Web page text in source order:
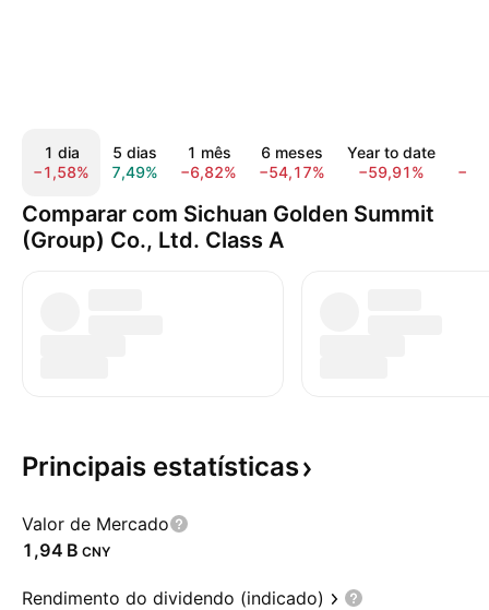
1 dia
−1,58%
5 dias
7,49%
1 mês
−6,82%
6 meses
−54,17%
Year to date
−59,91%
Comparar com Sichuan Golden Summit
(Group) Co., Ltd. Class A
Principais estatísticas
Valor de Mercado
‪1,94 B‬ CNY
Rendimento do dividendo (indicado)